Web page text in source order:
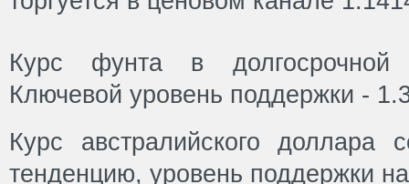
Курс фунта в долгосрочной
Ключевой уровень поддержки -
Курс австралийского доллара
тенденцию, уровень поддержки